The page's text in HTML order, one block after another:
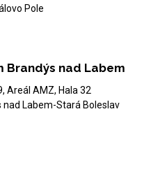
Pole
Brandýs nad Labem
Areál AMZ, Hala 32
nad Labem-Stará Boleslav